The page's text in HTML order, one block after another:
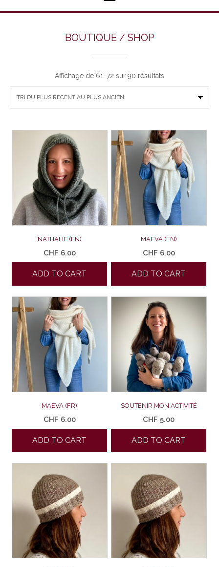
BOUTIQUE / SHOP
Affichage de 61–72 sur 90 résultats
du
ancien
NATHALIE (EN)
CHF 6.00
ADD TO CART
MAEVA (EN)
CHF 6.00
ADD TO CART
MAEVA (FR)
CHF 6.00
ADD TO CART
SOUTENIR MON ACTIVITÉ
CHF 5.00
ADD TO CART